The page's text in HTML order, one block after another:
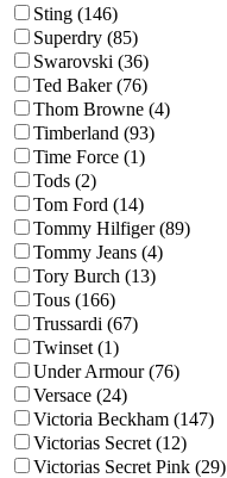
Sting (146)
Superdry (85)
Swarovski (36)
Ted Baker (76)
Thom Browne (4)
Timberland (93)
Time Force (1)
Tods (2)
Tom Ford (14)
Tommy Hilfiger (89)
Tommy Jeans (4)
Tory Burch (13)
Tous (166)
Trussardi (67)
Twinset (1)
Under Armour (76)
Versace (24)
Victoria Beckham (147)
Victorias Secret (12)
Victorias Secret Pink (29)